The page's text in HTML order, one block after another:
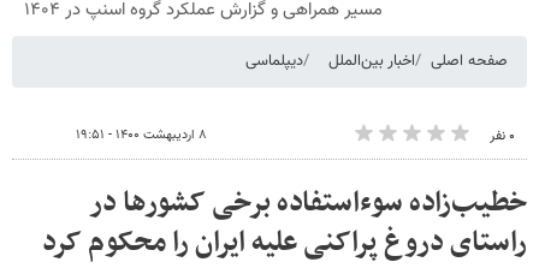
مسیر همراهی و گزارش عملکرد گروه اسنپ در ۱۴۰۴
صفحه اصلی اخبار بین‌الملل دیپلماسی
۰ نفر ۸ اردیبهشت ۱۴۰۰ - ۱۹:۵۱
خطیب‌زاده سوءاستفاده برخی کشورها در
راستای دروغ پراکنی علیه ایران را محکوم کرد